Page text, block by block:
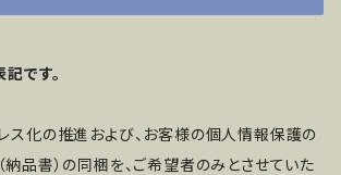
です。
ス化の推進および、お客様の個人情報保護の
品書）の同梱を、ご希望者のみとさせていた